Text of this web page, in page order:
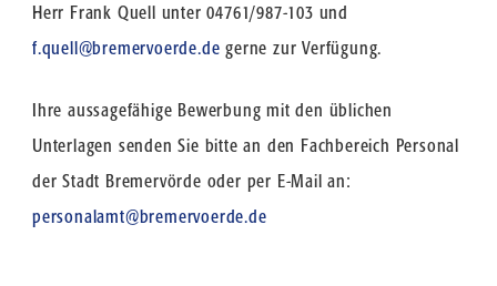
Herr Frank Quell unter 04761/987-103 und
f.quell@bremervoerde.de gerne zur Verfügung.
Ihre aussagefähige Bewerbung mit den üblichen
Unterlagen senden Sie bitte an den Fachbereich Personal
der Stadt Bremervörde oder per E-Mail an:
personalamt@bremervoerde.de